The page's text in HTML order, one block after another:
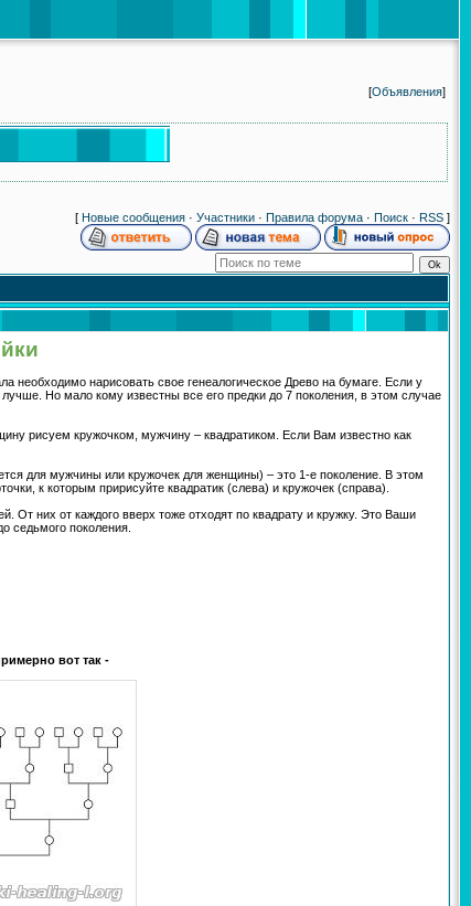
[Объявления]
[ Новые сообщения · Участники · Правила форума · Поиск · RSS ]
необходимо нарисовать свое генеалогическое Древо на бумаге. Если у
Но мало кому известны все его предки до 7 поколения, в этом случае
рисуем кружочком, мужчину – квадратиком. Если Вам известно как
для мужчины или кружочек для женщины) – это 1-е поколение. В этом
к которым пририсуйте квадратик (слева) и кружочек (справа).
них от каждого вверх тоже отходят по квадрату и кружку. Это Ваши
седьмого поколения.
вот так -